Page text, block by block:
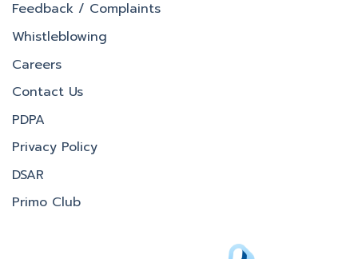
Feedback / Complaints
Whistleblowing
Careers
Contact Us
PDPA
Privacy Policy
DSAR
Primo Club